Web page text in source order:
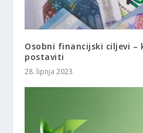
Osobni financijski ciljevi –
postaviti
28. lipnja 2023.